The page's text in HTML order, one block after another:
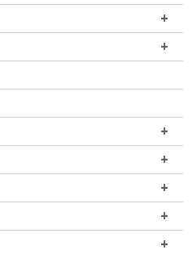
+
+
+
+
+
+
+